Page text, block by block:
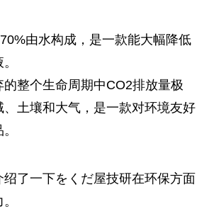
由水构成，是一款能大幅降低
整个生命周期中CO2排放量极
土壤和大气，是一款对环境友好
绍了一下をくだ屋技研在环保方面